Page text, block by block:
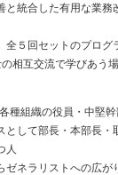
合した有用な業務
５回セットのプログ
互交流で学びあう場
組織の役員・中堅幹
して部長・本部長・
ネラリストへの広が